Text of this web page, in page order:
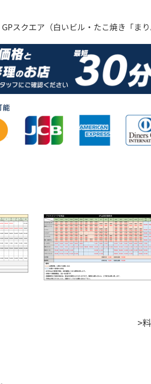
GPスクエア（白いビル・たこ焼き「ま
>